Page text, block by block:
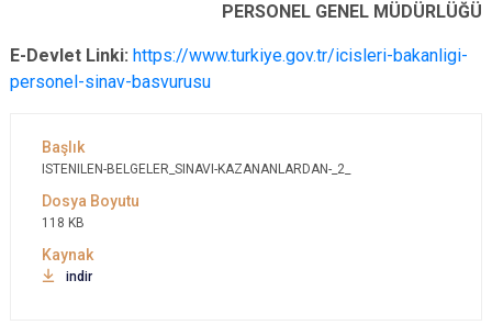
PERSONEL GENEL MÜDÜRLÜĞÜ
E-Devlet Linki: https://www.turkiye.gov.tr/icisleri-bakanligi-
personel-sinav-basvurusu
ISTENILEN-BELGELER_SINAVI-KAZANANLARDAN-_2_
118 KB
indir